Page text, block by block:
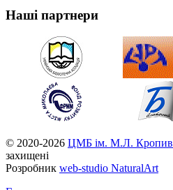
Наші партнери
© 2020-2026 ЦМБ ім. М.Л.
захищені
Розробник web-studio NaturalArt